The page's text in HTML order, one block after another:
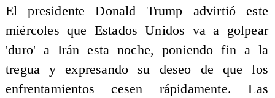
El presidente Donald Trump advirtió este
miércoles que Estados Unidos va a golpear
'duro' a Irán esta noche, poniendo fin a la
tregua y expresando su deseo de que los
enfrentamientos cesen rápidamente. Las